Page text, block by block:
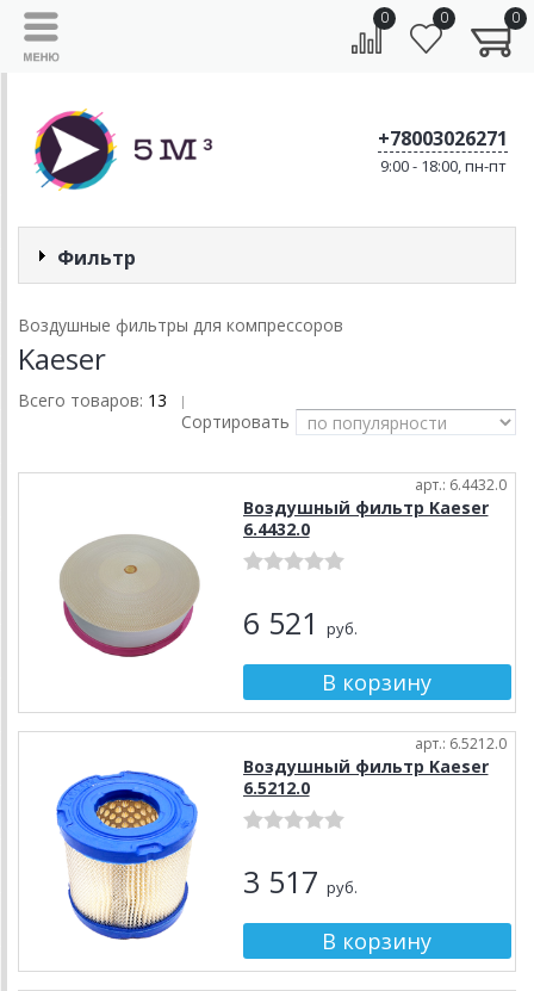
0 0 0
+78003026271
9:00 - 18:00, пн-пт
Фильтр
Воздушные фильтры для компрессоров
Kaeser
Всего товаров: 13 |
Сортировать
арт.: 6.4432.0
Воздушный фильтр Kaeser
6.4432.0
6 521 руб.
арт.: 6.5212.0
Воздушный фильтр Kaeser
6.5212.0
3 517 руб.